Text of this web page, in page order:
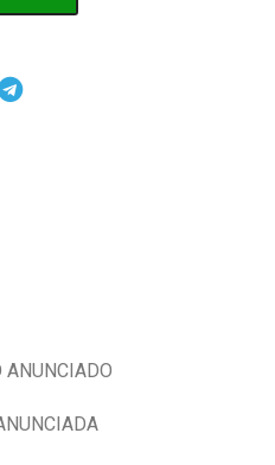
ANUNCIADO